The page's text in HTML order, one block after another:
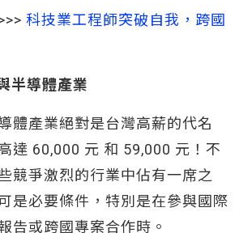
科技業工程師突破自我，跨國
半導體產業
體產業絕對是台灣高薪的代名
達 60,000 元 和 59,000 元！不
競爭激烈的行業中佔有一席之
是必要條件，特別是在參與國際
告或跨國專案合作時。